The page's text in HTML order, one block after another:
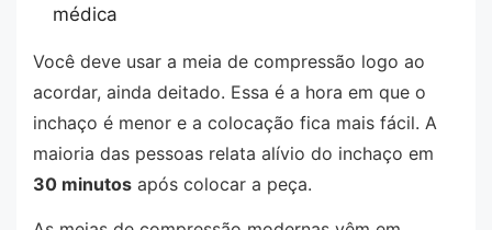
médica
Você deve usar a meia de compressão logo ao
acordar, ainda deitado. Essa é a hora em que o
inchaço é menor e a colocação fica mais fácil. A
maioria das pessoas relata alívio do inchaço em
30 minutos após colocar a peça.